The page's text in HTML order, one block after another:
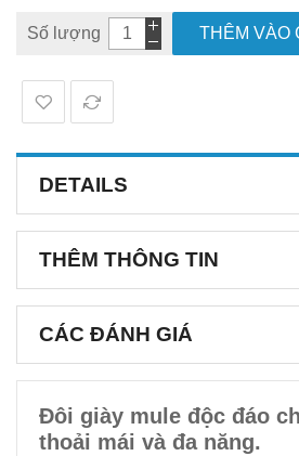
Số lượng THÊM VÀO
DETAILS
THÊM THÔNG TIN
CÁC ĐÁNH GIÁ
Đôi giày mule độc đáo
thoải mái và đa năng.